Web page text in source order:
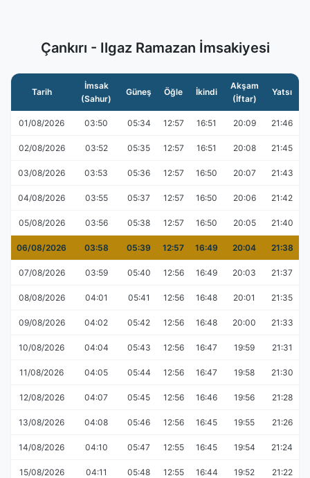
Çankırı - Ilgaz Ramazan İmsakiyesi
Tarih
İmsak
(Sahur)
Güneş Öğle İkindi
Akşam
(İftar)
Yatsı
01/08/2026 03:50 05:34 12:57 16:51 20:09 21:46
02/08/2026 03:52 05:35 12:57 16:51 20:08 21:45
03/08/2026 03:53 05:36 12:57 16:50 20:07 21:43
04/08/2026 03:55 05:37 12:57 16:50 20:06 21:42
05/08/2026 03:56 05:38 12:57 16:50 20:05 21:40
06/08/2026 03:58 05:39 12:57 16:49 20:04 21:38
07/08/2026 03:59 05:40 12:56 16:49 20:03 21:37
08/08/2026 04:01 05:41 12:56 16:48 20:01 21:35
09/08/2026 04:02 05:42 12:56 16:48 20:00 21:33
10/08/2026 04:04 05:43 12:56 16:47 19:59 21:31
11/08/2026 04:05 05:44 12:56 16:47 19:58 21:30
12/08/2026 04:07 05:45 12:56 16:46 19:56 21:28
13/08/2026 04:08 05:46 12:56 16:45 19:55 21:26
14/08/2026 04:10 05:47 12:55 16:45 19:54 21:24
15/08/2026 04:11 05:48 12:55 16:44 19:52 21:22